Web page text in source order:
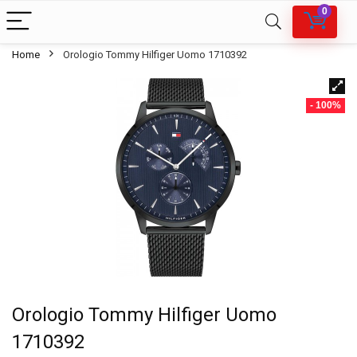
0
Home Orologio Tommy Hilfiger Uomo 1710392
- 100%
Orologio Tommy Hilfiger Uomo
1710392